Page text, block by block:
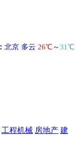
工程机械 房地产 建